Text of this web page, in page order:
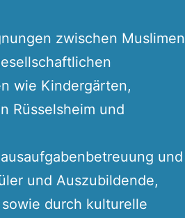
zwischen Muslimen
wie Kindergärten,
Rüsselsheim und
und
und Auszubildende,
durch kulturelle